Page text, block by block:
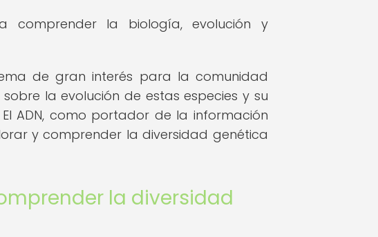
comprender la biología, evolución y
de gran interés para la comunidad
la evolución de estas especies y su
ADN, como portador de la información
y comprender la diversidad genética
la diversidad